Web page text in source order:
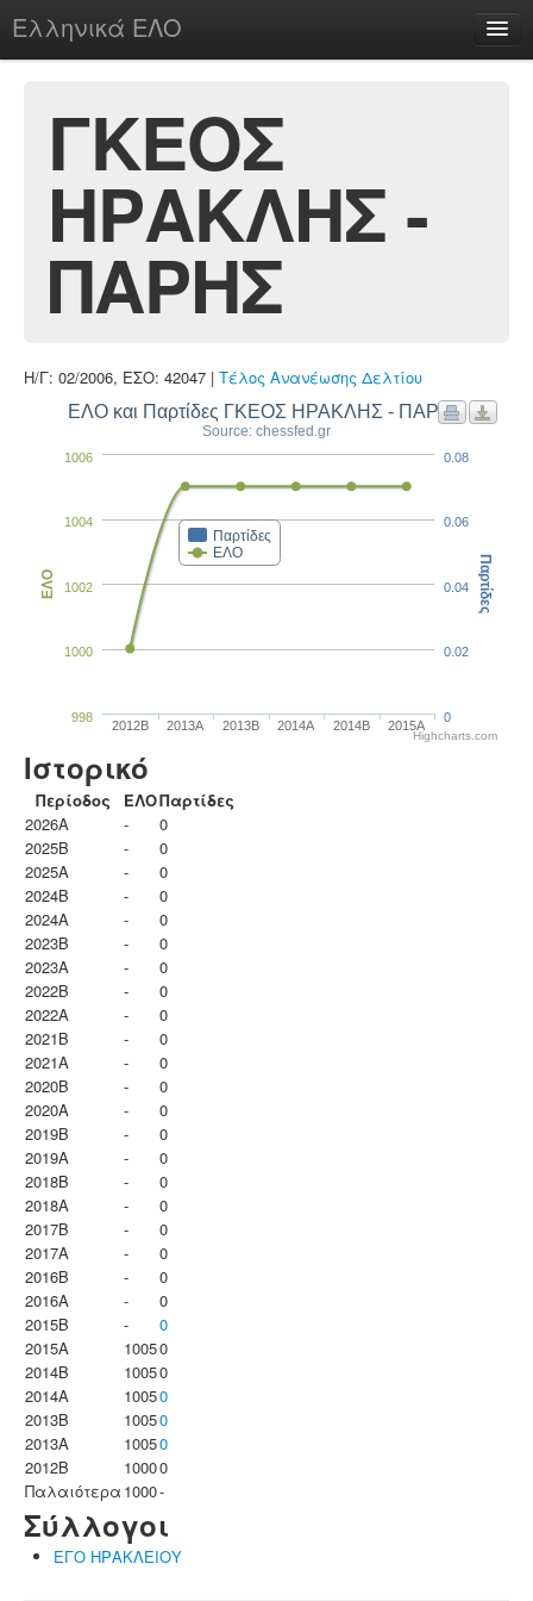
Ελληνικά ΕΛΟ
chesstu.be @ discord
Login
ΓΚΕΟΣ
ΗΡΑΚΛΗΣ -
ΠΑΡΗΣ
Η/Γ: 02/2006, ΕΣΟ: 42047 | Τέλος Ανανέωσης Δελτίου
ΕΛΟ και Παρτίδες ΓΚΕΟΣ ΗΡΑΚΛΗΣ - ΠΑΡΗΣ
Source: chessfed.gr
Παρτίδες
ΕΛΟ
2012B 2013A 2013B 2014A 2014B 2015A
1000
1002
1004
1006
998
ΕΛΟ
0
0.02
0.04
0.06
0.08
Παρτίδες
Highcharts.com
Ιστορικό
Περίοδος ΕΛΟΠαρτίδες
2026A
-
0
2025B
-
0
2025A
-
0
2024B
-
0
2024A
-
0
2023B
-
0
2023Α
-
0
2022B
-
0
2022A
-
0
2021B
-
0
2021A
-
0
2020B
-
0
2020A
-
0
2019B
-
0
2019A
-
0
2018B
-
0
2018A
-
0
2017B
-
0
2017A
-
0
2016B
-
0
2016A
-
0
2015B
-
0
2015A
10050
2014B
10050
2014A
10050
2013B
10050
2013A
10050
2012B
10000
Παλαιότερα 1000-
Σύλλογοι
ΕΓΟ ΗΡΑΚΛΕΙΟΥ